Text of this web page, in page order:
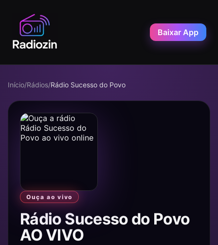
Baixar App
Início/Rádios/Rádio Sucesso do Povo
Ouça ao vivo
Rádio Sucesso do Povo
AO VIVO